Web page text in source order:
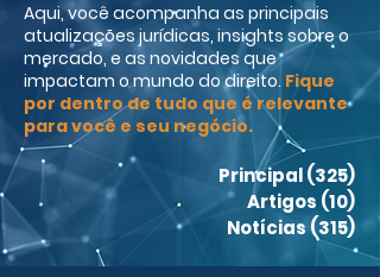
Aqui, você acompanha as principais
atualizações jurídicas, insights sobre o
mercado, e as novidades que
impactam o mundo do direito. Fique
por dentro de tudo que é relevante
para você e seu negócio.
Principal(325)
Artigos (10)
Notícias (315)